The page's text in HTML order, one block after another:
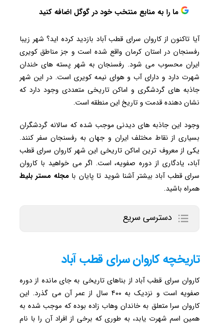
ما را به منابع منتخب خود در گوگل اضافه کنید
آیا تاکنون از کاروان سرای قطب آباد بازدید کرده اید؟ شهر زیبا
رفسنجان در استان کرمان واقع شده است و جز مناطق کویری
ایران محسوب می شود. رفسنجان به شهر پسته های خندان
شهرت دارد و دارای آب و هوای نیمه کویری است. در این شهر
جاذبه های گردشگری و اماکن تاریخی متعددی وجود دارد که
نشان دهنده قدمت و تاریخ این منطقه است.
وجود این جاذبه های دیدنی موجب شده که سالانه گردشگران
بسیاری از نقاط مختلف ایران و جهان به رفسنجان سفر کنند.
یکی از معروف ترین اماکن تاریخی این شهر کاروان سرای قطب
آباد، یادگاری از دوره صفویه، است. اگر می خواهید با کاروان
سرای قطب آباد بیشتر آشنا شوید تا پایان بامجله مستر بلیط
همراه باشید.
دسترسی سریع
تاریخچه کاروان سرای قطب آباد
کاروان سرای قطب آباد از بناهای تاریخی به جای مانده از دوره
صفویه است و نزدیک به ۴۰۰ سال از عمر آن می گذرد. این
کاروان سرا متعلق به خاندان وهاب زاده بوده که موجب شده به
همین اسم شهرت یابد، به طوری که برخی از افراد آن را با نام